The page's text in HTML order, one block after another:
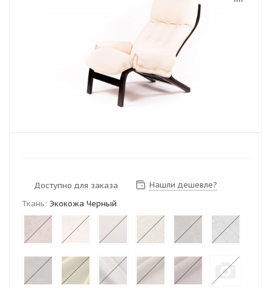
Доступно для заказа
Нашли дешевле?
Ткань: Экокожа Черный